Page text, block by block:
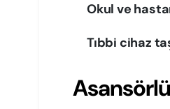
Okul ve
Tıbbi cihaz
Asansörlü